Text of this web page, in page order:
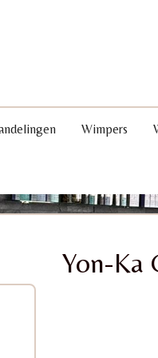
Wimpers
Yon-Ka